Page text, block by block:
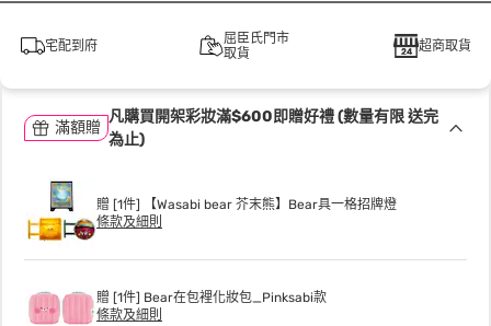
宅配到府
屈臣氏門市
取貨
超商取貨
滿額贈
凡購買開架彩妝滿$600即贈好禮 (數量有限 送完
為止)
贈 [1件] 【Wasabi bear 芥末熊】Bear具一格招牌燈
條款及細則
贈 [1件] Bear在包裡化妝包_Pinksabi款
條款及細則